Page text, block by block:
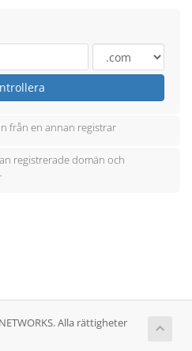
från en annan registrar
registrerade domän och
Alla rättigheter